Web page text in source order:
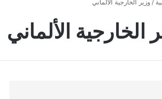
/ وزير الخارجية الألماني
الخارجية الألماني